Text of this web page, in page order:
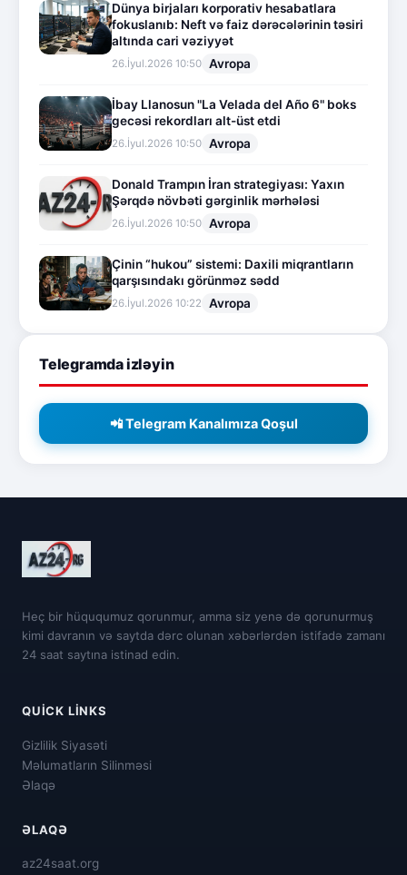
Dünya birjaları korporativ hesabatlara
fokuslanıb: Neft və faiz dərəcələrinin təsiri
altında cari vəziyyət
26.İyul.2026 10:50 Avropa
İbay Llanosun "La Velada del Año 6" boks
gecəsi rekordları alt-üst etdi
26.İyul.2026 10:50 Avropa
Donald Trampın İran strategiyası: Yaxın
Şərqdə növbəti gərginlik mərhələsi
26.İyul.2026 10:50 Avropa
Çinin “hukou” sistemi: Daxili miqrantların
qarşısındakı görünməz sədd
26.İyul.2026 10:22 Avropa
Telegramda izləyin
📲 Telegram Kanalımıza Qoşul
Heç bir hüququmuz qorunmur, amma siz yenə də qorunurmuş
kimi davranın və saytda dərc olunan xəbərlərdən istifadə zamanı
24 saat saytına istinad edin.
QUICK LINKS
Gizlilik Siyasəti
Məlumatların Silinməsi
Əlaqə
ƏLAQƏ
az24saat.org